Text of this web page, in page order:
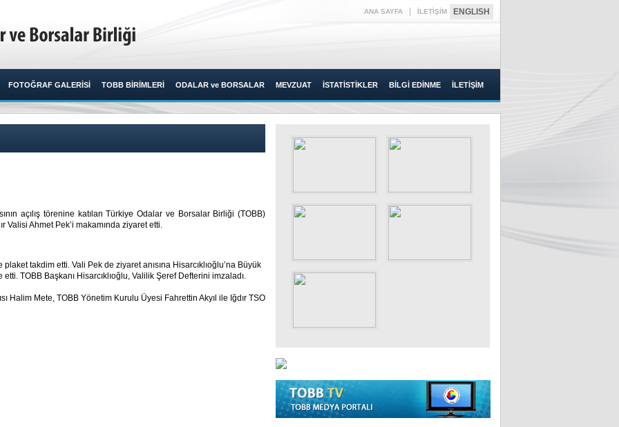
ANA SAYFA İLETİŞİM ENGLISH
FOTOĞRAF GALERİSİ TOBB BİRİMLERİ ODALAR ve BORSALAR MEVZUAT İSTATİSTİKLER BİLGİ EDİNME İLETİŞİM
açılış törenine katılan Türkiye Odalar ve Borsalar Birliği (TOBB)
Valisi Ahmet Pek’i makamında ziyaret etti.
plaket takdim etti. Vali Pek de ziyaret anısına Hisarcıklıoğlu’na Büyük
etti. TOBB Başkanı Hisarcıklıoğlu, Valilik Şeref Defterini imzaladı.
Halim Mete, TOBB Yönetim Kurulu Üyesi Fahrettin Akyıl ile Iğdır TSO